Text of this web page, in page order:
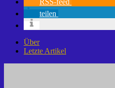
RSS-feed
teilen
Über
Letzte Artikel